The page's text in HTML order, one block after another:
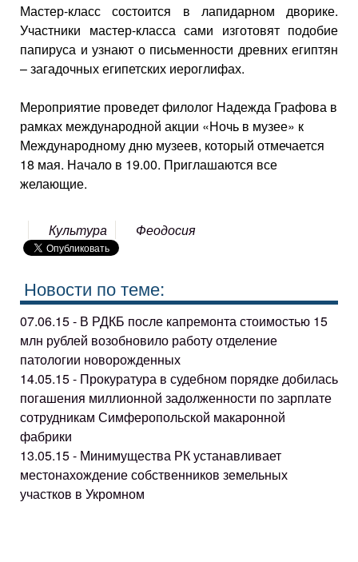
Мастер-класс состоится в лапидарном дворике.
Участники мастер-класса сами изготовят подобие
папируса и узнают о письменности древних египтян
– загадочных египетских иероглифах.
Мероприятие проведет филолог Надежда Графова в
рамках международной акции «Ночь в музее» к
Международному дню музеев, который отмечается
18 мая. Начало в 19.00. Приглашаются все
желающие.
Культура Феодосия
Новости по теме:
07.06.15 - В РДКБ после капремонта стоимостью 15
млн рублей возобновило работу отделение
патологии новорожденных
14.05.15 - Прокуратура в судебном порядке добилась
погашения миллионной задолженности по зарплате
сотрудникам Симферопольской макаронной
фабрики
13.05.15 - Минимущества РК устанавливает
местонахождение собственников земельных
участков в Укромном